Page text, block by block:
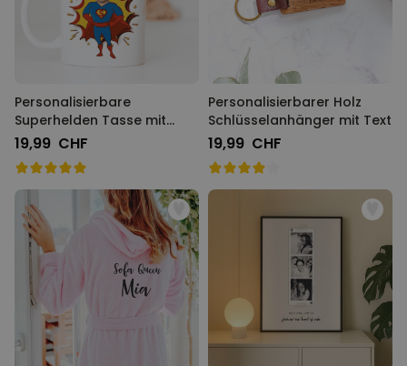
Personalisierbare
Superhelden Tasse mit
Gesicht
19,99 CHF
Personalisierbarer Holz
Schlüsselanhänger mit Text
19,99 CHF